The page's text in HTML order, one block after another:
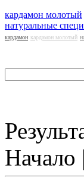
кардамон молотый
натуральные
кардамон кардамон молотый
Начало